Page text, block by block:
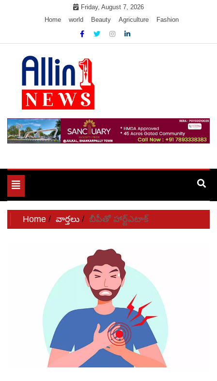
Friday, August 7, 2026
Home
world Beauty Agriculture Fashion
Allin1news
Toggle
navigation
Home వార్తలు బీపీతో హార్ట్‌ఎటాక్‌